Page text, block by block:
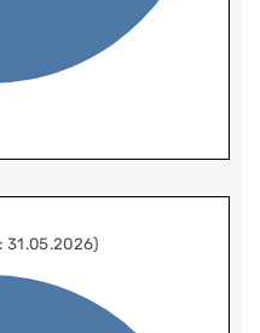
31.05.2026)